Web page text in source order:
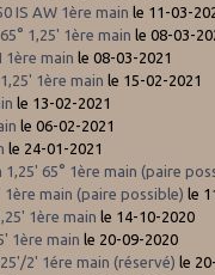
IS AW 1ère main le 11-03-
1,25' 1ère main le 08-03-
1ère main le 08-03-2021
1ère main le 15-02-2021
le 13-02-2021
le 06-02-2021
le 24-01-2021
1,25' 65° 1ère main (paire
main (paire possible) le
1ère main le 14-10-2020
1ère main le 20-09-2020
2' 1ére main (réservé) le